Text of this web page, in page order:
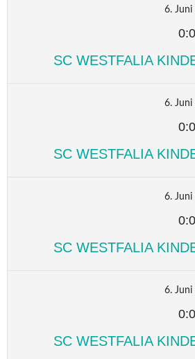
6. Juni
SC WESTFALIA
6. Juni
SC WESTFALIA
6. Juni
SC WESTFALIA
6. Juni
SC WESTFALIA